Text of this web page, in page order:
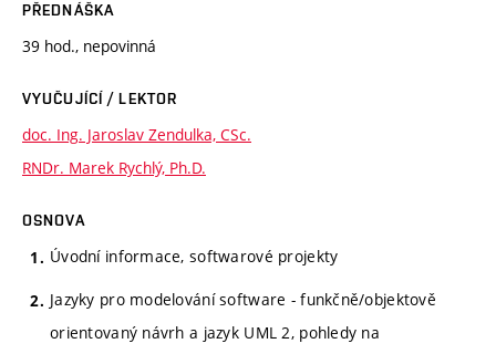
PŘEDNÁŠKA
39 hod., nepovinná
VYUČUJÍCÍ / LEKTOR
doc. Ing. Jaroslav Zendulka, CSc.
RNDr. Marek Rychlý, Ph.D.
OSNOVA
Úvodní informace, softwarové projekty
Jazyky pro modelování software - funkčně/objektově
orientovaný návrh a jazyk UML 2, pohledy na